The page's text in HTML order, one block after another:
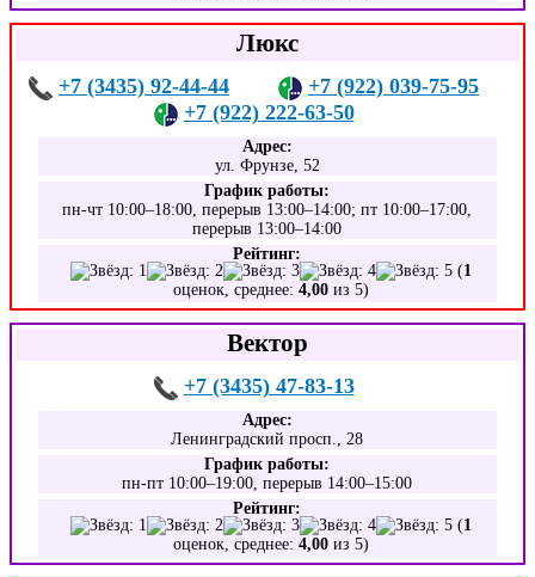
Люкс
+7 (3435) 92-44-44
+7 (922) 039-75-95
+7 (922) 222-63-50
Адрес:
ул. Фрунзе, 52
График работы:
пн-чт 10:00–18:00, перерыв 13:00–14:00; пт 10:00–17:00,
перерыв 13:00–14:00
Рейтинг:
(1
оценок, среднее:4,00 из 5)
Вектор
+7 (3435) 47-83-13
Адрес:
Ленинградский просп., 28
График работы:
пн-пт 10:00–19:00, перерыв 14:00–15:00
Рейтинг:
(1
оценок, среднее:4,00 из 5)